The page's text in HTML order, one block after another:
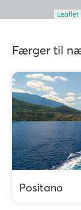
Leaflet
Færger til
Positano